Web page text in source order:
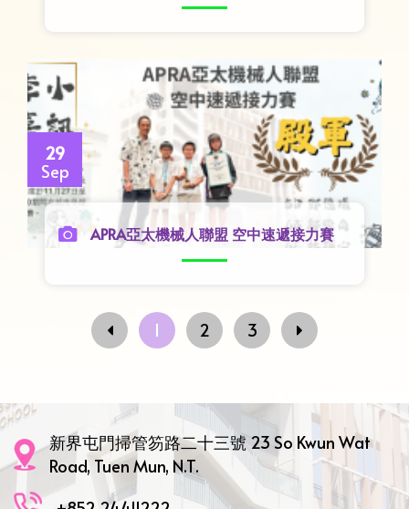
29
Sep
APRA亞太機械人聯盟 空中速遞接力賽
1 2 3
新界屯門掃管笏路二十三號 23 So Kwun Wat
Road, Tuen Mun, N.T.